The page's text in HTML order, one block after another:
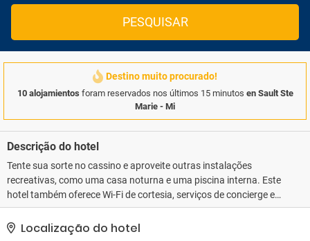
PESQUISAR
Destino muito procurado!
10 alojamientos foram reservados nos últimos 15 minutos en Sault Ste
Marie - Mi
Descrição do hotel
Tente sua sorte no cassino e aproveite outras instalações
recreativas, como uma casa noturna e uma piscina interna. Este
hotel também oferece Wi-Fi de cortesia, serviços de concierge e
loja de presentes/banca de jornal. É fácil chegar às atrações
próximas com nosso traslado local de cortesia.. As comodidades
presentes incluem um business center 24 horas, serviço de
Localização do hotel